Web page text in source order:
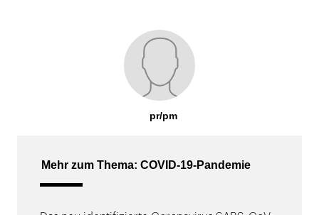
pr/pm
Mehr zum Thema: COVID-19-Pandemie